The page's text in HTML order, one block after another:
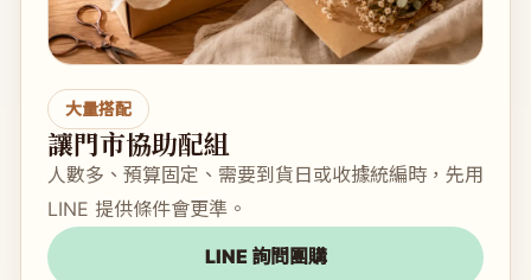
大量搭配
讓門市協助配組
人數多、預算固定、需要到貨日或收據統編時，先用
LINE 提供條件會更準。
LINE 詢問團購